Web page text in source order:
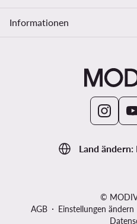
Land ändern:
Informationen
©
AGB
Einstellungen ändern